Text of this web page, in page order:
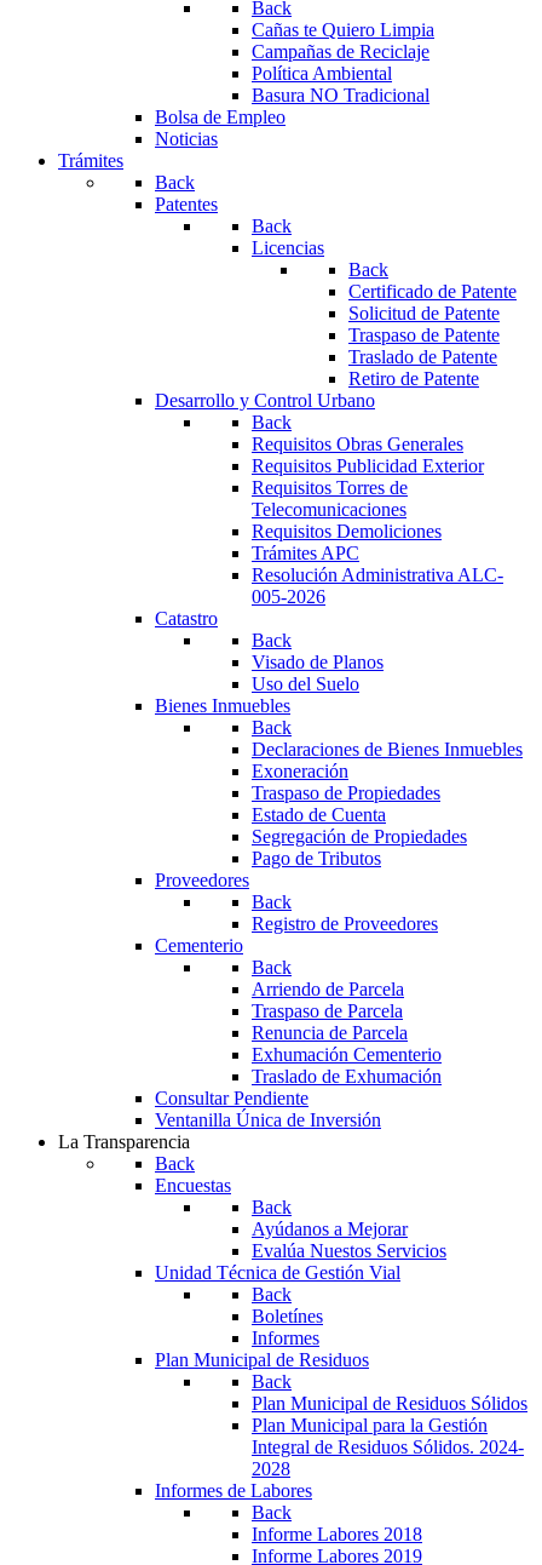
Back
Cañas te Quiero Limpia
Campañas de Reciclaje
Política Ambiental
Basura NO Tradicional
Bolsa de Empleo
Noticias
Trámites
Back
Patentes
Back
Licencias
Back
Certificado de Patente
Solicitud de Patente
Traspaso de Patente
Traslado de Patente
Retiro de Patente
Desarrollo y Control Urbano
Back
Requisitos Obras Generales
Requisitos Publicidad Exterior
Requisitos Torres de
Telecomunicaciones
Requisitos Demoliciones
Trámites APC
Resolución Administrativa ALC-
005-2026
Catastro
Back
Visado de Planos
Uso del Suelo
Bienes Inmuebles
Back
Declaraciones de Bienes Inmuebles
Exoneración
Traspaso de Propiedades
Estado de Cuenta
Segregación de Propiedades
Pago de Tributos
Proveedores
Back
Registro de Proveedores
Cementerio
Back
Arriendo de Parcela
Traspaso de Parcela
Renuncia de Parcela
Exhumación Cementerio
Traslado de Exhumación
Consultar Pendiente
Ventanilla Única de Inversión
La Transparencia
Back
Encuestas
Back
Ayúdanos a Mejorar
Evalúa Nuestos Servicios
Unidad Técnica de Gestión Vial
Back
Boletínes
Informes
Plan Municipal de Residuos
Back
Plan Municipal de Residuos Sólidos
Plan Municipal para la Gestión
Integral de Residuos Sólidos. 2024-
2028
Informes de Labores
Back
Informe Labores 2018
Informe Labores 2019